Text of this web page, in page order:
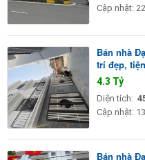
Cập nhật:
Bán nhà
trí đẹp,
4.3 Tỷ
Diện tích:
Cập nhật:
Bán nhà